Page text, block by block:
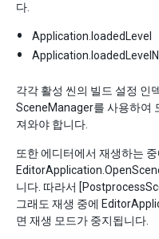
다.
Application.loadedLevel
각각 활성 씬의 빌드 설정 인
SceneManager를 사용하여
져와야 합니다.
또한 에디터에서 재생하는 중
니다. 따라서
그래도 재생 중에
면 재생 모드가 중지됩니다.